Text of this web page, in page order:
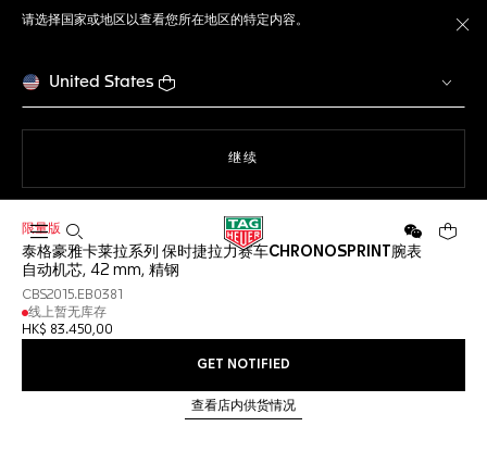
请选择国家或地区以查看您所在地区的特定内容。
United States
继续
打开搜索 微信 您的
限量版
泰格豪雅卡莱拉系列 保时捷拉力赛车CHRONOSPRINT腕表
自动机芯, 42 mm, 精钢
CBS2015.EB0381
线上暂无库存
HK$ 83.450,00
GET NOTIFIED
查看店内供货情况